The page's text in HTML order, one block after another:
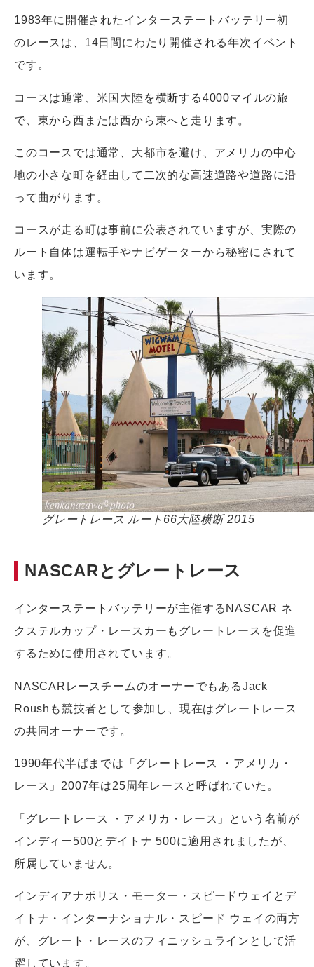
1983年に開催されたインターステートバッテリー初
のレースは、14日間にわたり開催される年次イベント
です。
コースは通常、米国大陸を横断する4000マイルの旅
で、東から西または西から東へと走ります。
このコースでは通常、大都市を避け、アメリカの中心
地の小さな町を経由して二次的な高速道路や道路に沿
って曲がります。
コースが走る町は事前に公表されていますが、実際の
ルート自体は運転手やナビゲーターから秘密にされて
います。
グレートレース ルート66大陸横断 2015
NASCARとグレートレース
インターステートバッテリーが主催するNASCAR ネ
クステルカップ・レースカーもグレートレースを促進
するために使用されています。
NASCARレースチームのオーナーでもあるJack
Roushも競技者として参加し、現在はグレートレース
の共同オーナーです。
1990年代半ばまでは「グレートレース ・アメリカ・
レース」2007年は25周年レースと呼ばれていた。
「グレートレース ・アメリカ・レース」という名前が
インディー500とデイトナ 500に適用されましたが、
所属していません。
インディアナポリス・モーター・スピードウェイとデ
イトナ・インターナショナル・スピード ウェイの両方
が、グレート・レースのフィニッシュラインとして活
躍しています。